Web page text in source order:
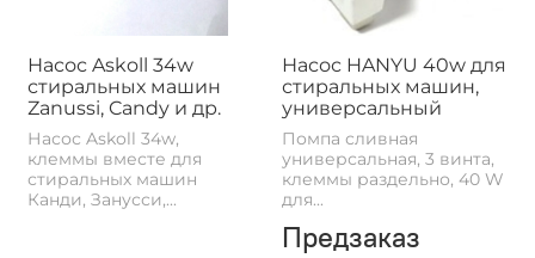
Насос Askoll 34w
стиральных машин
Zanussi, Candy и др.
Насос Askoll 34w,
клеммы вместе для
стиральных машин
Канди, Занусси,...
Насос HANYU 40w для
стиральных машин,
универсальный
Помпа сливная
универсальная, 3 винта,
клеммы раздельно, 40 W
для...
Предзаказ